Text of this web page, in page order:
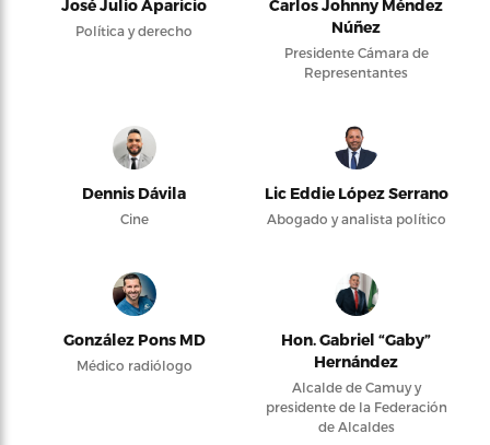
José Julio Aparicio
Política y derecho
Carlos Johnny Méndez
Núñez
Presidente Cámara de
Representantes
Dennis Dávila
Cine
Lic Eddie López Serrano
Abogado y analista político
González Pons MD
Médico radiólogo
Hon. Gabriel “Gaby”
Hernández
Alcalde de Camuy y
presidente de la Federación
de Alcaldes